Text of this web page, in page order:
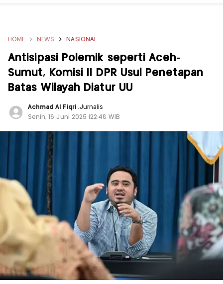
HOME NEWS NASIONAL
Antisipasi Polemik seperti Aceh-
Sumut, Komisi II DPR Usul Penetapan
Batas Wilayah Diatur UU
Achmad Al Fiqri ,Jurnalis
Senin, 16 Juni 2025 |22:48 WIB